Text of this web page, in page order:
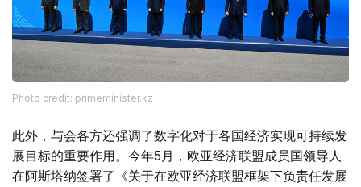
Photo credit: primeminister.kz
此外，与会各方还强调了数字化对于各国经济实现可持续发
展目标的重要作用。今年5月，欧亚经济联盟成员国领导人
在阿斯塔纳签署了《关于在欧亚经济联盟框架下负责任发展